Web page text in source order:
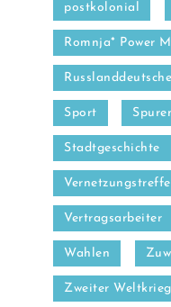
postkolonial
Romnja* Power
Russlanddeutsche
Sport
Stadtgeschichte
Vertragsarbeiter
Wahlen
Zweiter Weltkrieg